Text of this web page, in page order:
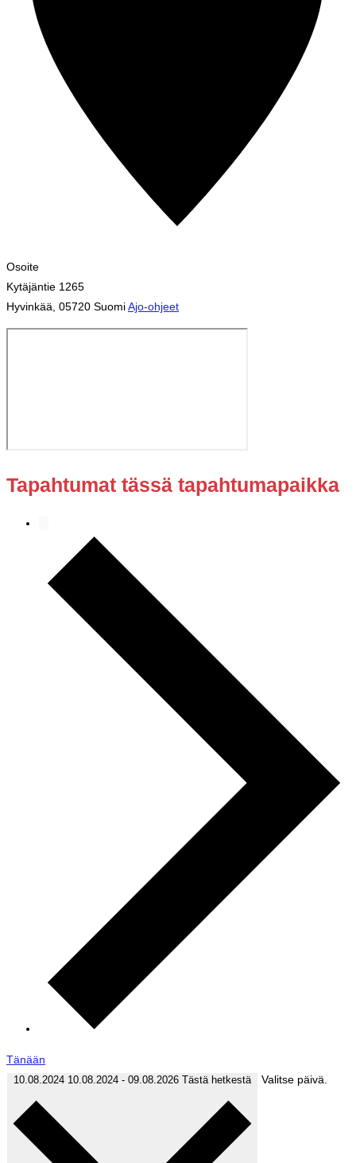
Osoite
Kytäjäntie 1265
Hyvinkää 05720 SuomiAjo-ohjeet
Tapahtumat tässä tapahtumapaikka
Tänään
10.08.2024 10.08.2024 - 09.08.2026 Tästä hetkestä Valitse päivä.